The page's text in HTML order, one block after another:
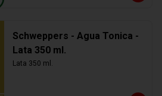
Schweppers - Agua Tonica -
Lata 350 ml.
Lata 350 ml.